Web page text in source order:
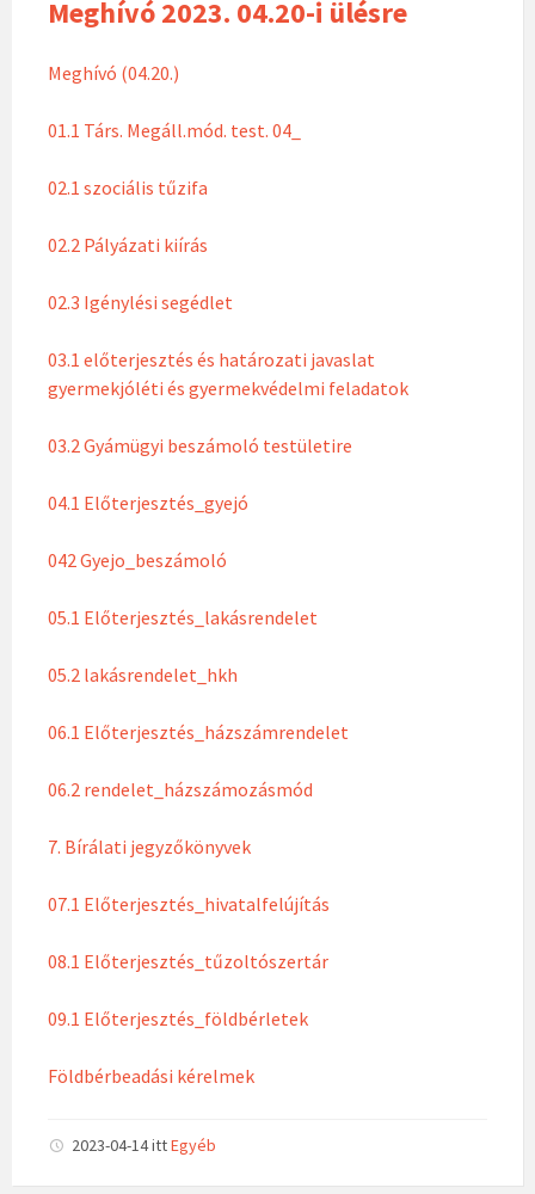
Meghívó 2023. 04.20-i ülésre
Meghívó (04.20.)
01.1 Társ. Megáll.mód. test. 04_
02.1 szociális tűzifa
02.2 Pályázati kiírás
02.3 Igénylési segédlet
03.1 előterjesztés és határozati javaslat
gyermekjóléti és gyermekvédelmi feladatok
03.2 Gyámügyi beszámoló testületire
04.1 Előterjesztés_gyejó
042 Gyejo_beszámoló
05.1 Előterjesztés_lakásrendelet
05.2 lakásrendelet_hkh
06.1 Előterjesztés_házszámrendelet
06.2 rendelet_házszámozásmód
7. Bírálati jegyzőkönyvek
07.1 Előterjesztés_hivatalfelújítás
08.1 Előterjesztés_tűzoltószertár
09.1 Előterjesztés_földbérletek
Földbérbeadási kérelmek
2023-04-14ittEgyéb